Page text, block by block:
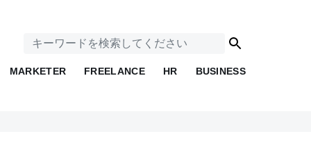
MARKETER FREELANCE HR BUSINESS